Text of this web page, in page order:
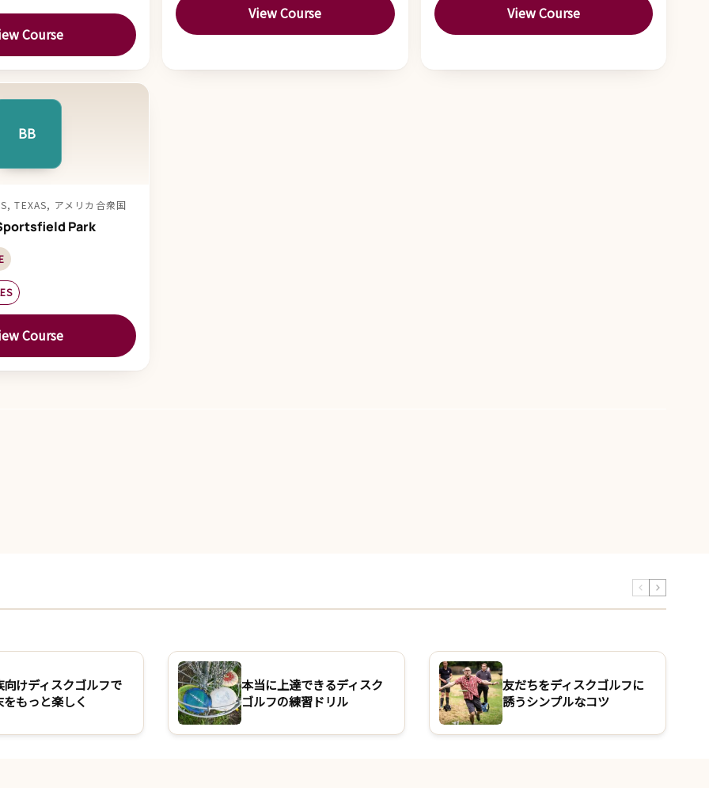
Course
View Course View Course
BB
TEXAS, アメリカ合衆国
Park
Course
向けディスクゴルフで
をもっと楽しく
本当に上達できるディスク
ゴルフの練習ドリル
友だちをディスクゴルフに
誘うシンプルなコツ